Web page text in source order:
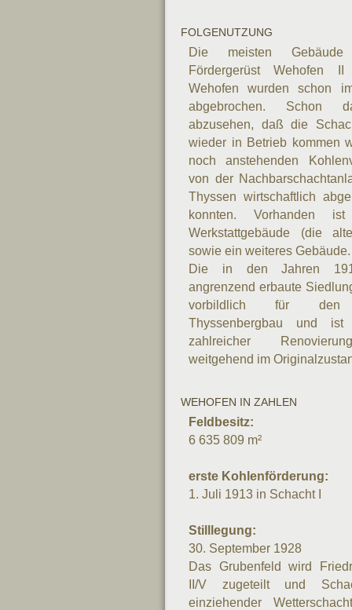
FOLGENUTZUNG
Die meisten
Fördergerüst Wehofen
Wehofen wurden schon
abgebrochen. Schon
abzusehen, daß die
wieder in Betrieb kommen
noch anstehenden
von der
Thyssen wirtschaftlich
konnten. Vorhanden
Werkstattgebäude (die
sowie ein weiteres Gebäude.
Die in den Jahren
angrenzend erbaute
vorbildlich für den
Thyssenbergbau und
zahlreicher
weitgehend im
WEHOFEN IN ZAHLEN
Feldbesitz:
6 635 809 m²
erste Kohlenförderung:
1. Juli 1913 in Schacht I
Stilllegung:
30. September 1928
Das Grubenfeld wird
II/V zugeteilt und
einziehender Wetterschacht